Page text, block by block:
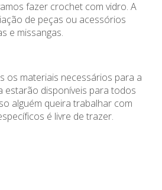
fazer crochet com vidro. A
de peças ou acessórios
e missangas.
os materiais necessários para a
estarão disponíveis para todos
alguém queira trabalhar com
é livre de trazer.